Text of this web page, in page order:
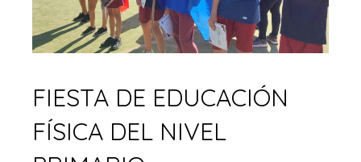
FIESTA DE EDUCACIÓN
FÍSICA DEL NIVEL